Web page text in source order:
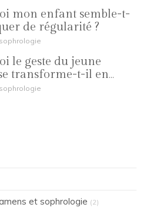
mon enfant semble-t-
de régularité ?
le geste du jeune
transforme-t-il en
?
et sophrologie (2)